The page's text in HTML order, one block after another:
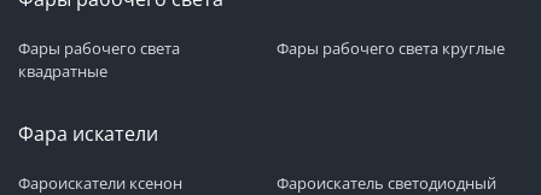
Фары рабочего света
квадратные
Фары рабочего света круглые
Фара искатели
Фароискатели ксенон Фароискатель светодиодный